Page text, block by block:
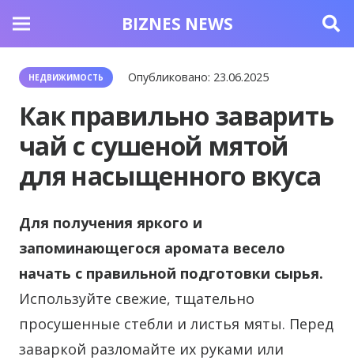
BIZNES NEWS
НЕДВИЖИМОСТЬ Опубликовано: 23.06.2025
Как правильно заварить
чай с сушеной мятой
для насыщенного вкуса
Для получения яркого и
запоминающегося аромата весело
начать с правильной подготовки сырья.
Используйте свежие, тщательно
просушенные стебли и листья мяты. Перед
заваркой разломайте их руками или